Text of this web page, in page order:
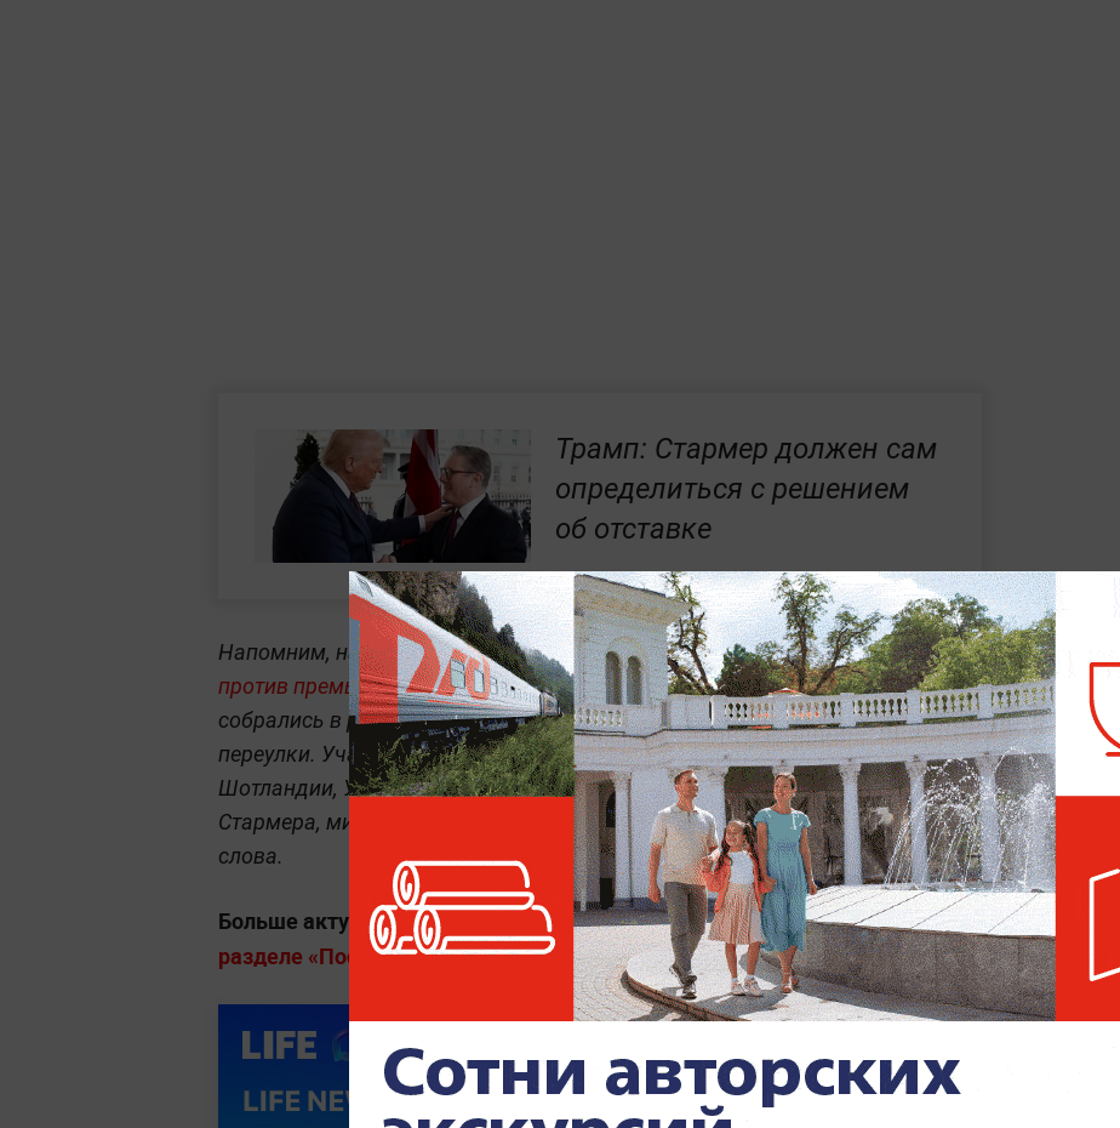
Трамп: Стармер должен сам
определиться с решением
об отставке
Напомним, наканунев центре Лондона началась масштабная акция
против премьер-министра Великобритании Кира Стармера. Протестующие
собрались в районе Рассел-сквер, заняли улицу Кингсвей и близлежащие
переулки. Участники вышли с флагами Англии, Великобритании,
Шотландии, Уэльса и Ирландии. Толпа скандировала лозунги против
Стармера, миграционной политики правительства и ограничений свободы
слова.
Больше актуальных событий в режиме реального времени —читайте в
разделе «Последние новости» на Life.ru.